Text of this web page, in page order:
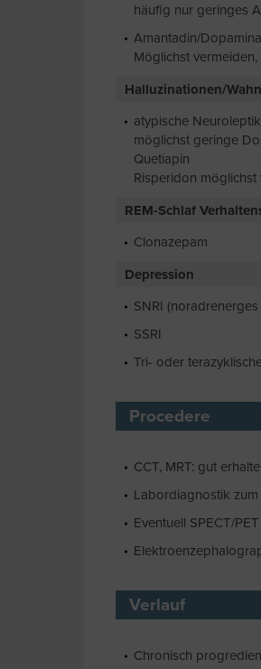
häufig nur geringes
Amantadin/
Möglichst
Halluzinationen/Wahn
atypische
möglichst geringe
Quetiapin
Risperidon möglichst
REM-Schlaf
Clonazepam
Depression
SNRI
SSRI
Tri- oder
Procedere
CCT, MRT: gut
Labordiagnostik
Eventuell SPECT/
Verlauf
Chronisch